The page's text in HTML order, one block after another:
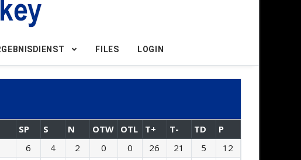
FILES LOGIN
SP S N OTW OTL T+ T- TD
P
6 4 2 0 0 26 21 5
12